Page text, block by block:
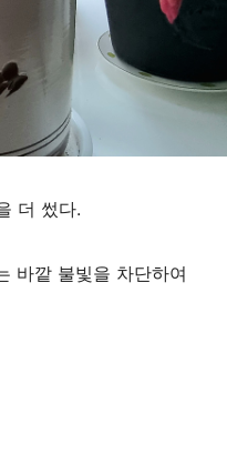
더 썼다.
바깥 불빛을 차단하여